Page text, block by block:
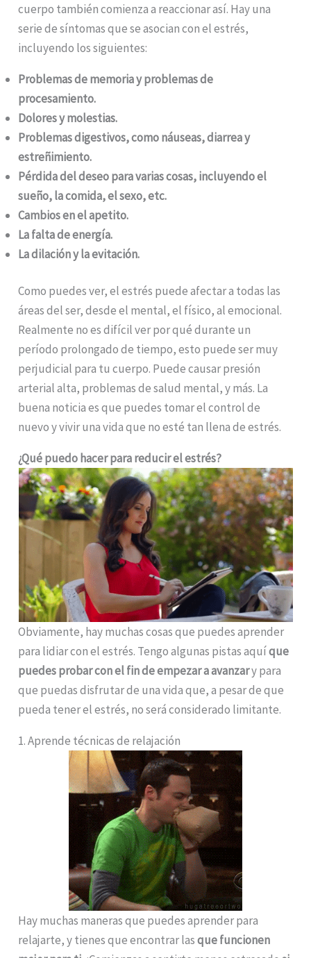
cuerpo también comienza a reaccionar así. Hay una
serie de síntomas que se asocian con el estrés,
incluyendo los siguientes:
Problemas de memoria y problemas de
procesamiento.
Dolores y molestias.
Problemas digestivos, como náuseas, diarrea y
estreñimiento.
Pérdida del deseo para varias cosas, incluyendo el
sueño, la comida, el sexo, etc.
Cambios en el apetito.
La falta de energía.
La dilación y la evitación.
Como puedes ver, el estrés puede afectar a todas las
áreas del ser, desde el mental, el físico, al emocional.
Realmente no es difícil ver por qué durante un
período prolongado de tiempo, esto puede ser muy
perjudicial para tu cuerpo. Puede causar presión
arterial alta, problemas de salud mental, y más. La
buena noticia es que puedes tomar el control de
nuevo y vivir una vida que no esté tan llena de estrés.
¿Qué puedo hacer para reducir el estrés?
Obviamente, hay muchas cosas que puedes aprender
para lidiar con el estrés. Tengo algunas pistas aquíque
puedes probarcon el fin de empezar a avanzary para
que puedas disfrutar de una vida que, a pesar de que
pueda tener el estrés, no será considerado limitante.
1. Aprende técnicas de relajación
Hay muchas maneras que puedes aprender para
relajarte, y tienes que encontrar lasque funcionen